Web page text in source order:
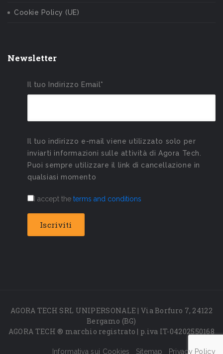
Cookie Policy (UE)
Newsletter
Il tuo Indirizzo Email*
Il tuo indirizzo e-mail viene utilizzato solo per
inviarti informazioni sulle attività di Agora Tech.
Puoi sempre utilizzare il link di cancellazione in
qualsiasi momento
I accept the terms and conditions
AGORA TECH SRL UNIPERSONALE | Via Borfuro 7, 24122
Bergamo (BG)
AGORA TECH ® marchio registrato | p.iva IT-04202550168
Informativa sui Cookies Sitemap Privacy Policy